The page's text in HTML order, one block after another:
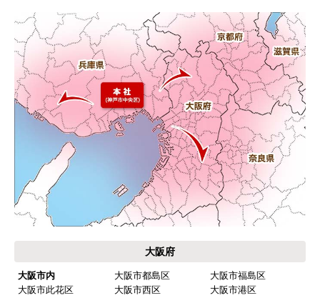
大阪府
大阪市内 大阪市都島区
大阪市福島区
大阪市此花区
大阪市西区
大阪市港区